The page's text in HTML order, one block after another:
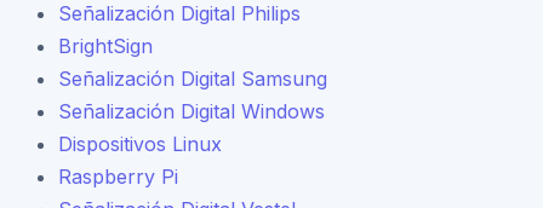
Señalización Digital Philips
BrightSign
Señalización Digital Samsung
Señalización Digital Windows
Dispositivos Linux
Raspberry Pi